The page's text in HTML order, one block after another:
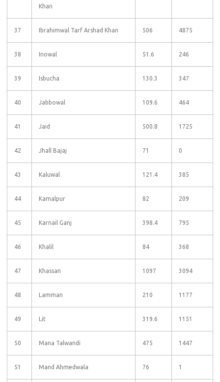
Khan
37 Ibrahimwal Tarf Arshad Khan 506 4875
38 Inowal 51.6 246
39 Isbucha 130.3 347
40 Jabbowal 109.6 464
41 Jaid 500.8 1725
42 Jhall Bajaj 71 0
43 Kaluwal 121.4 385
44 Kamalpur 82 209
45 Karnail Ganj 398.4 795
46 Khalil 84 368
47 Khassan 1097 3094
48 Lamman 210 1177
49 Lit 319.6 1151
50 Mana Talwandi 475 1447
51 Mand Ahmedwala 76 1